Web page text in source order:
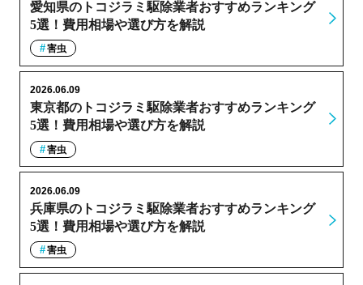
愛知県のトコジラミ駆除業者おすすめランキング
5選！費用相場や選び方を解説
害虫
東京都のトコジラミ駆除業者おすすめランキング
5選！費用相場や選び方を解説
2026.06.09
害虫
兵庫県のトコジラミ駆除業者おすすめランキング
5選！費用相場や選び方を解説
2026.06.09
害虫